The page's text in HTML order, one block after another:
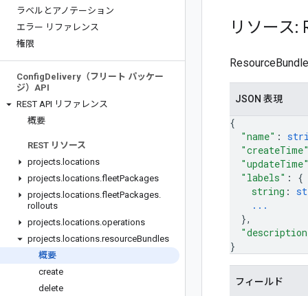
ラベルとアノテーション
エラー リファレンス
権限
ConfigDelivery（フリート パッケー
ジ）API
REST API リファレンス
概要
REST リソース
projects. locations
projects. locations.fleetPackages
projects. locations.fleetPackages.
rollouts
projects. locations.operations
projects. locations.resourceBundles
概要
create
delete
リソース:
JSON 表現
{
"name" :
"createTime"
"updateTime"
"labels" : {
string :
...
},
}
フィールド